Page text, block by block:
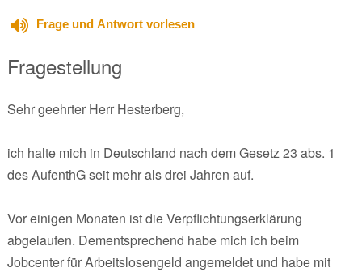
Frage und Antwort vorlesen
Fragestellung
Sehr geehrter Herr Hesterberg,
ich halte mich in Deutschland nach dem Gesetz 23 abs. 1
des AufenthG seit mehr als drei Jahren auf.
Vor einigen Monaten ist die Verpflichtungserklärung
abgelaufen. Dementsprechend habe mich ich beim
Jobcenter für Arbeitslosengeld angemeldet und habe mit